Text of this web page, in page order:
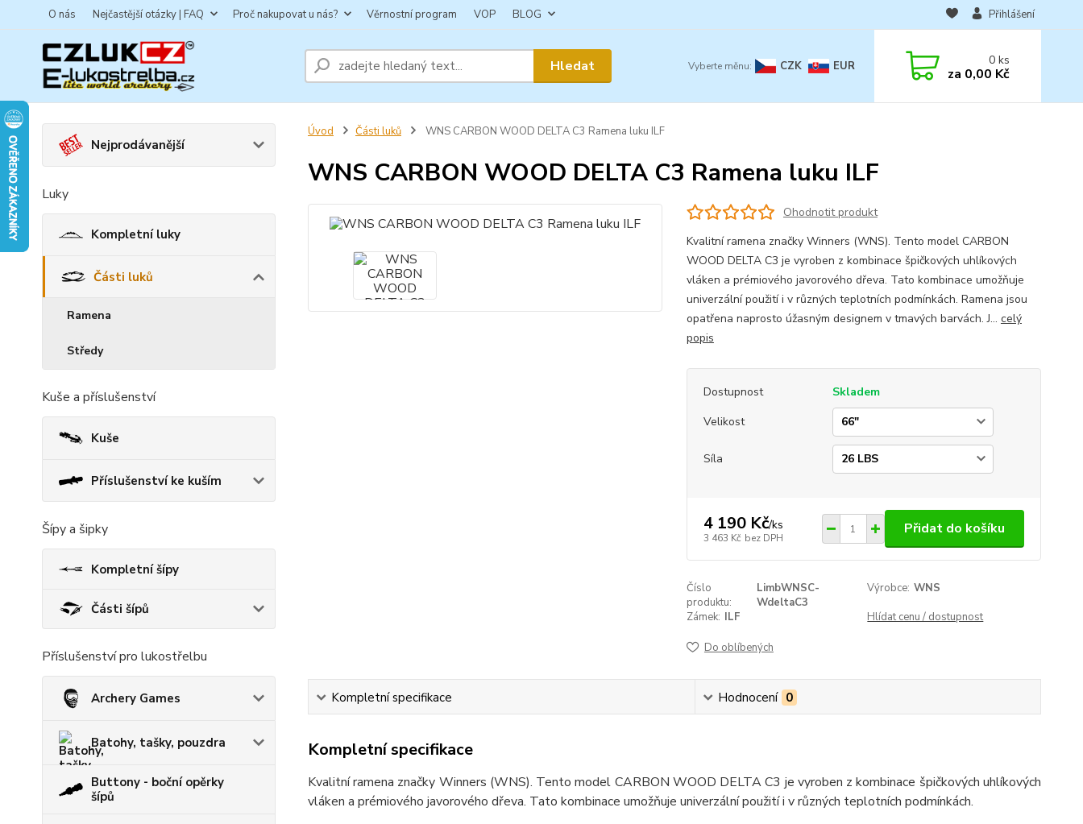
O nás Nejčastější otázky | FAQ Proč nakupovat u nás? Věrnostní program VOP BLOG
CZK EUR
Přihlášení
Hledat 0ks
za 0,00 Kč
Nejprodávanější
Luky
Kompletní luky
Části luků
Ramena
Středy
Kuše a příslušenství
Kuše
Příslušenství ke kuším
Šípy a šipky
Kompletní šípy
Části šípů
Příslušenství pro lukostřelbu
Archery Games
Batohy, tašky, pouzdra
Buttony - boční opěrky
šípů
Úvod Části luků WNS CARBON WOOD DELTA C3 Ramena luku ILF
WNS CARBON WOOD DELTA C3 Ramena luku ILF
Ohodnotit produkt
Kvalitní ramena značky Winners (WNS). Tento model CARBON
WOOD DELTA C3 je vyroben z kombinace špičkových uhlíkových
vláken a prémiového javorového dřeva. Tato kombinace umožňuje
univerzální použití i v různých teplotních podmínkách. Ramena jsou
opatřena naprosto úžasným designem v tmavých barvách. J... celý
popis
Dostupnost
Skladem
Velikost
Síla
4 190 Kč/ks
3 463 Kč bez DPH
Přidat do košíku
Číslo
produktu:
LimbWNSC-
WdeltaC3
Výrobce: WNS
Zámek: ILF Hlídat cenu / dostupnost
Do oblíbených
Kompletní specifikace Hodnocení 0
Kompletní specifikace
Kvalitní ramena značky Winners (WNS). Tento model CARBON WOOD DELTA C3 je vyroben z kombinace špičkových uhlíkových
vláken a prémiového javorového dřeva. Tato kombinace umožňuje univerzální použití i v různých teplotních podmínkách.